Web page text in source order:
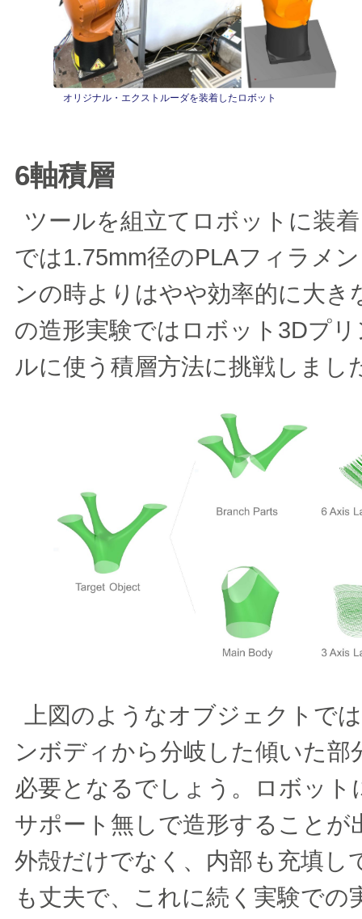
オリジナル・エクストルーダを装着したロボット
6軸積層
ツールを組立てロボットに装
では1.75mm径のPLAフィラメ
ンの時よりはやや効率的に大
の造形実験ではロボット3Dプ
ルに使う積層方法に挑戦しまし
上図のようなオブジェクトで
ンボディから分岐した傾いた
必要となるでしょう。ロボッ
サポート無しで造形すること
外殻だけでなく、内部も充填
も丈夫で、これに続く実験で